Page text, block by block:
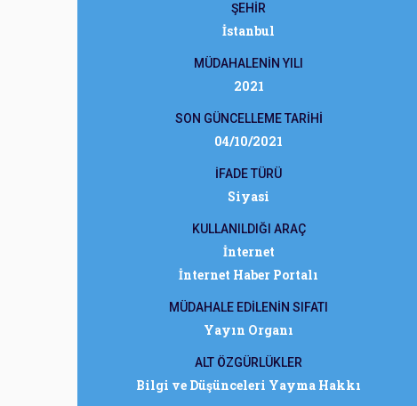
ŞEHİR
İstanbul
MÜDAHALENİN YILI
2021
SON GÜNCELLEME TARİHİ
04/10/2021
İFADE TÜRÜ
Siyasi
KULLANILDIĞI ARAÇ
İnternet
İnternet Haber Portalı
MÜDAHALE EDİLENİN SIFATI
Yayın Organı
ALT ÖZGÜRLÜKLER
Bilgi ve Düşünceleri Yayma Hakkı